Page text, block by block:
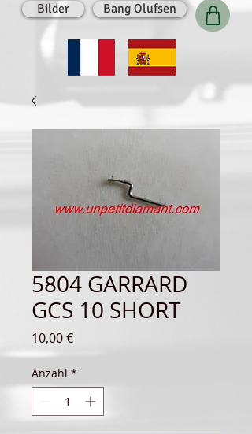
Bilder Bang Olufsen
5804 GARRARD
GCS 10 SHORT
10,00 €Preis
Anzahl *